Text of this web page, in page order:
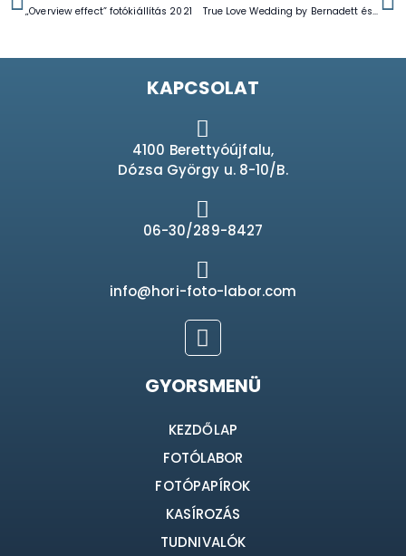
„Overview effect” fotókiállítás 2021 True Love Wedding by Bernadett és családja 2019
KAPCSOLAT
4100 Berettyóújfalu,
Dózsa György u. 8-10/B.
06-30/289-8427
info@hori-foto-labor.com
GYORSMENÜ
KEZDŐLAP
FOTÓLABOR
FOTÓPAPÍROK
KASÍROZÁS
TUDNIVALÓK